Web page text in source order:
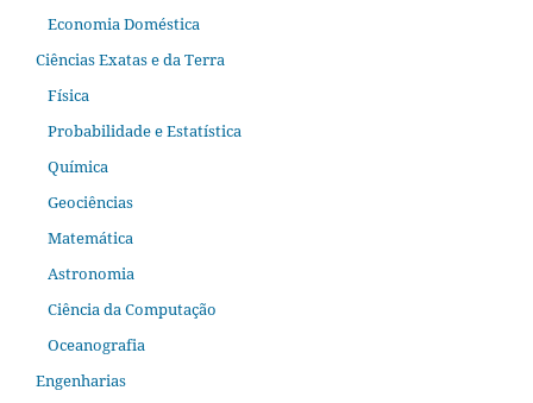
Economia Doméstica
Ciências Exatas e da Terra
Física
Probabilidade e Estatística
Química
Geociências
Matemática
Astronomia
Ciência da Computação
Oceanografia
Engenharias